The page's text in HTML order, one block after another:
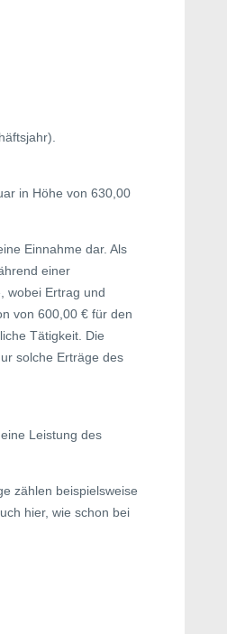
in Höhe von 630,00
Einnahme dar. Als
einer
wobei Ertrag und
von 600,00 € für den
Tätigkeit. Die
solche Erträge des
Leistung des
zählen beispielsweise
hier, wie schon bei